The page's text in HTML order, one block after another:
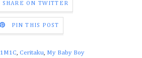
SHARE ON TWITTER
PIN THIS POST
1M1C, Ceritaku, My Baby Boy